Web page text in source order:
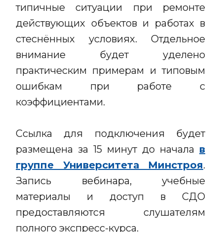
типичные ситуации при ремонте
действующих объектов и работах в
стеснённых условиях. Отдельное
внимание будет уделено
практическим примерам и типовым
ошибкам при работе с
коэффициентами.
Ссылка для подключения будет
размещена за 15 минут до начала в
группе Университета Минстроя.
Запись вебинара, учебные
материалы и доступ в СДО
предоставляются слушателям
полного экспресс-курса.